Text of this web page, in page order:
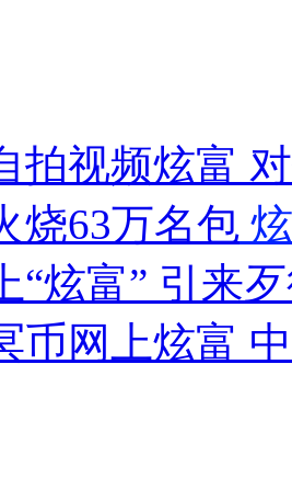
生回应
治霸凌主义
论片面不公正
拍视频炫富
烧63万名包
“炫富” 引来
币网上炫富